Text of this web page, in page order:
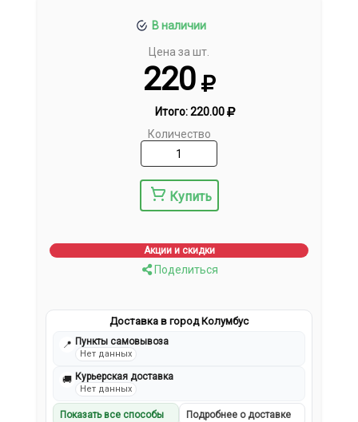
В наличии
Цена за шт.
220
Итого:220.00
Количество
Купить
Акции и скидки
Поделиться
Доставка в город Колумбус
📍 Пункты самовывоза
Нет данных
🚚 Курьерская доставка
Нет данных
Показать все способы Подробнее о доставке